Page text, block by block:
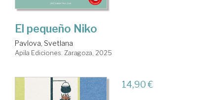
El pequeño Niko
Pavlova, Svetlana
Apila Ediciones. Zaragoza, 2025
14,90 €